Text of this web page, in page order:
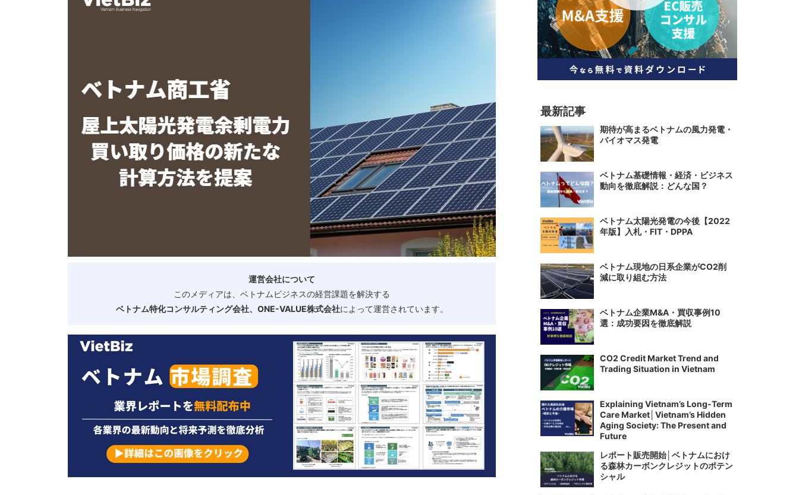
財務・会計
税制
ベトナム人材
特定技能
高度人材・エンジニア
ベトナム一般概況
ベトナムでの生活
文化・社会
政治
ベトナムで働く・仕事 ベトナム業界地図
運営会社について
このメディアは、ベトナムビジネスの経営課題を解決する
ベトナム特化コンサルティング会社、ONE-VALUE株式会社によって運営されています。
最新記事
期待が高まるベトナムの風力発電・
バイオマス発電
ベトナム基礎情報・経済・ビジネス
動向を徹底解説：どんな国？
ベトナム太陽光発電の今後【2022
年版】入札・FIT・DPPA
ベトナム現地の日系企業がCO2削
減に取り組む方法
ベトナム企業M&A・買収事例10
選：成功要因を徹底解説
CO2 Credit Market Trend and
Trading Situation in Vietnam
Explaining Vietnam’s Long-Term
Care Market│Vietnam’s Hidden
Aging Society: The Present and
Future
レポート販売開始│ベトナムにおけ
る森林カーボンクレジットのポテン
シャル